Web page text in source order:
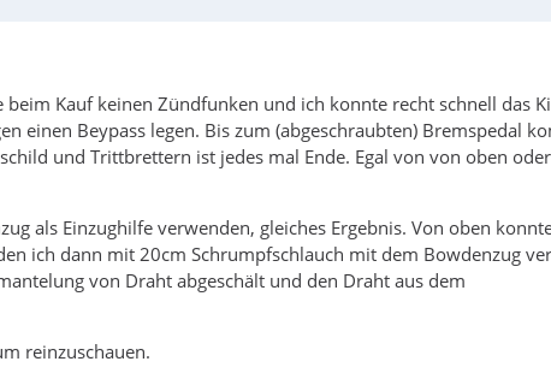
Kauf keinen Zündfunken und ich konnte recht schnell das
einen Beypass legen. Bis zum (abgeschraubten) Bremspedal
und Trittbrettern ist jedes mal Ende. Egal von von oben
als Einzughilfe verwenden, gleiches Ergebnis. Von oben
ich dann mit 20cm Schrumpfschlauch mit dem Bowdenzug
von Draht abgeschält und den Draht aus dem
reinzuschauen.